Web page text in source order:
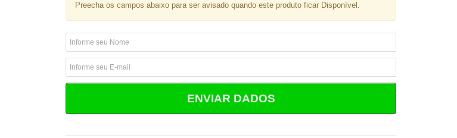
Preecha os campos abaixo para ser avisado quando este produto ficar Disponível.
ENVIAR DADOS